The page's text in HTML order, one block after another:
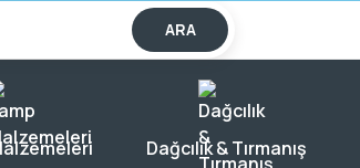
KARGO BEDAVA!
ARA
Dağcılık & Tırmanış